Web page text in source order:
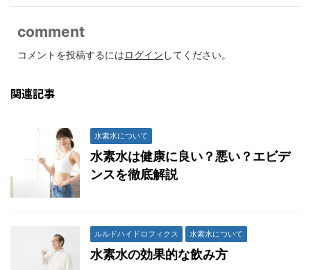
comment
コメントを投稿するにはログイン してください。
関連記事
水素水について
水素水は健康に良い？悪い？エビデ
ンスを徹底解説
ルルドハイドロフィクス 水素水について
水素水の効果的な飲み方